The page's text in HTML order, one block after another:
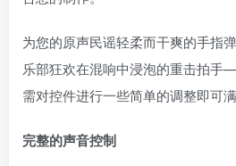
为您的原声民谣轻柔而干爽的手指
乐部狂欢在混响中浸泡的重击拍手
需对控件进行一些简单的调整即可满
完整的声音控制